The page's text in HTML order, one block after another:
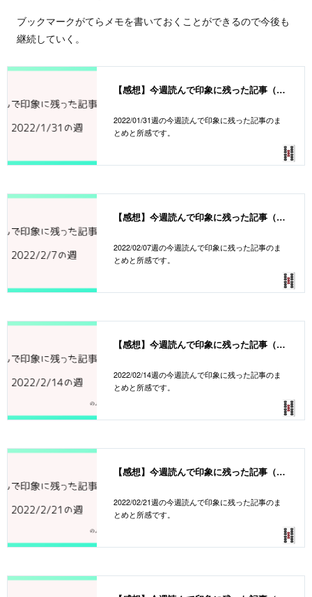
ブックマークがてらメモを書いておくことができるので今後も
継続していく。
【感想】今週読んで印象に残った記事（20220131週）
2022/01/31週の今週読んで印象に残った記事のま
とめと所感です。
【感想】今週読んで印象に残った記事（20220207週）
2022/02/07週の今週読んで印象に残った記事のま
とめと所感です。
【感想】今週読んで印象に残った記事（20220214週）
2022/02/14週の今週読んで印象に残った記事のま
とめと所感です。
【感想】今週読んで印象に残った記事（20220221週）
2022/02/21週の今週読んで印象に残った記事のま
とめと所感です。